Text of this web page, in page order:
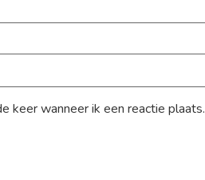
keer wanneer ik een reactie plaats.